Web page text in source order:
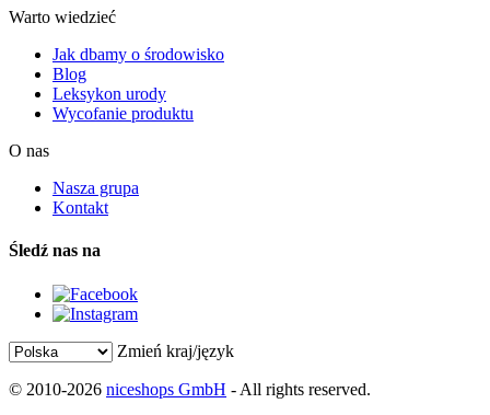
Warto wiedzieć
Jak dbamy o środowisko
Blog
Leksykon urody
Wycofanie produktu
O nas
Nasza grupa
Kontakt
Śledź nas na
Zmień kraj/język
© 2010-2026 niceshops GmbH - All rights reserved.